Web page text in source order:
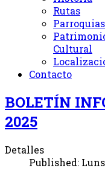
Rutas
Parroquias
Cultural
Contacto
BOLETÍN
2025
Detalles
Published: